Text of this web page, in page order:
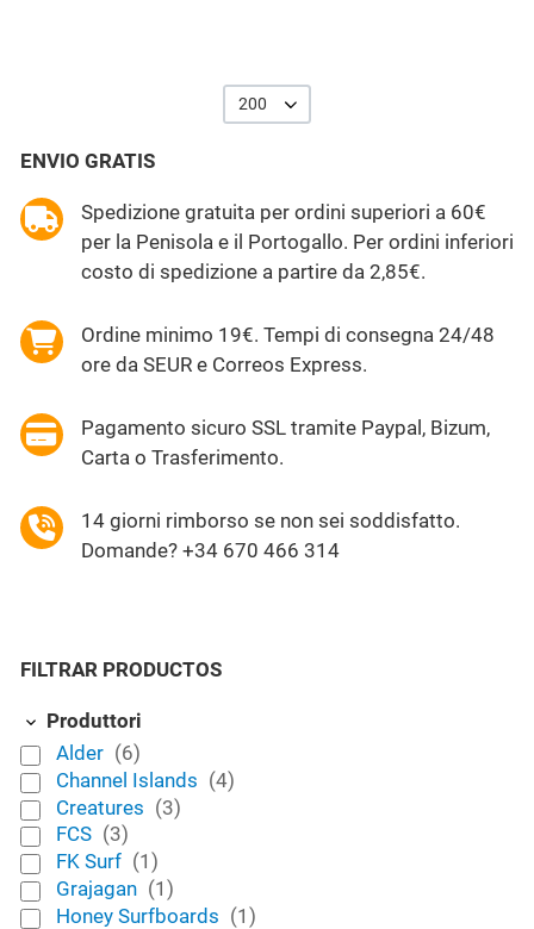
200
ENVIO GRATIS
Spedizione gratuita per ordini superiori a 60€
per la Penisola e il Portogallo. Per ordini inferiori
costo di spedizione a partire da 2,85€.
Ordine minimo 19€. Tempi di consegna 24/48
ore da SEUR e Correos Express.
Pagamento sicuro SSL tramite Paypal, Bizum,
Carta o Trasferimento.
14 giorni rimborso se non sei soddisfatto.
Domande? +34 670 466 314
FILTRAR PRODUCTOS
Produttori
Alder (6)
Channel Islands (4)
Creatures (3)
FCS (3)
FK Surf (1)
Grajagan (1)
Honey Surfboards (1)